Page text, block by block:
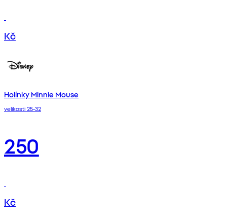
Kč
Holínky Minnie Mouse
velikosti 25-32
250
Kč